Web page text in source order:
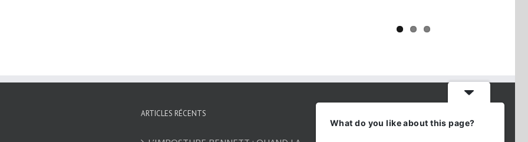
ARTICLES RÉCENTS
What do you like about this page?